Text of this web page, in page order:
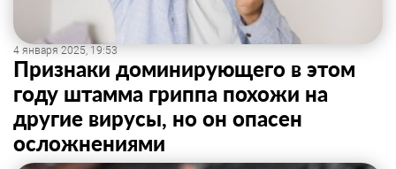
4 января 2025, 19:53
Признаки доминирующего в этом
году штамма гриппа похожи на
другие вирусы, но он опасен
осложнениями